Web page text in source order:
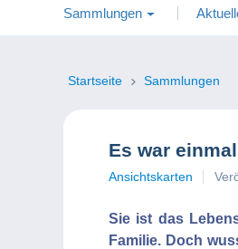
Sammlungen
Startseite Sammlungen
Es war
Ansichtskarten
Sie ist das
Familie. Doch